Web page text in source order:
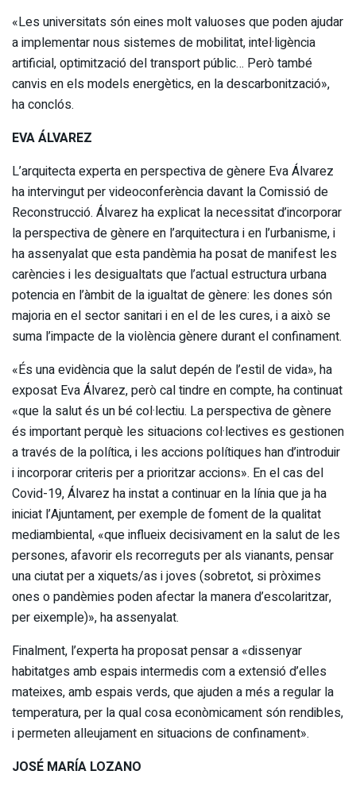
«Les universitats són eines molt valuoses que poden ajudar
a implementar nous sistemes de mobilitat, intel·ligència
artificial, optimització del transport públic… Però també
canvis en els models energètics, en la descarbonització»,
ha conclós.
EVA ÁLVAREZ
L’arquitecta experta en perspectiva de gènere Eva Álvarez
ha intervingut per videoconferència davant la Comissió de
Reconstrucció. Álvarez ha explicat la necessitat d’incorporar
la perspectiva de gènere en l’arquitectura i en l’urbanisme, i
ha assenyalat que esta pandèmia ha posat de manifest les
carències i les desigualtats que l’actual estructura urbana
potencia en l’àmbit de la igualtat de gènere: les dones són
majoria en el sector sanitari i en el de les cures, i a això se
suma l’impacte de la violència gènere durant el confinament.
«És una evidència que la salut depén de l’estil de vida», ha
exposat Eva Álvarez, però cal tindre en compte, ha continuat
«que la salut és un bé col·lectiu. La perspectiva de gènere
és important perquè les situacions col·lectives es gestionen
a través de la política, i les accions polítiques han d’introduir
i incorporar criteris per a prioritzar accions». En el cas del
Covid-19, Álvarez ha instat a continuar en la línia que ja ha
iniciat l’Ajuntament, per exemple de foment de la qualitat
mediambiental, «que influeix decisivament en la salut de les
persones, afavorir els recorreguts per als vianants, pensar
una ciutat per a xiquets/as i joves (sobretot, si pròximes
ones o pandèmies poden afectar la manera d’escolaritzar,
per eixemple)», ha assenyalat.
Finalment, l’experta ha proposat pensar a «dissenyar
habitatges amb espais intermedis com a extensió d’elles
mateixes, amb espais verds, que ajuden a més a regular la
temperatura, per la qual cosa econòmicament són rendibles,
i permeten alleujament en situacions de confinament».
JOSÉ MARÍA LOZANO